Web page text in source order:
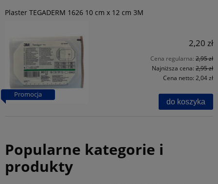
Plaster TEGADERM 1626 10 cm x 12 cm 3M
2,20 zł
Cena regularna: 2,95 zł
Najniższa cena: 2,95 zł
Cena netto: 2,04 zł
do koszyka
Promocja
Popularne kategorie i
produkty